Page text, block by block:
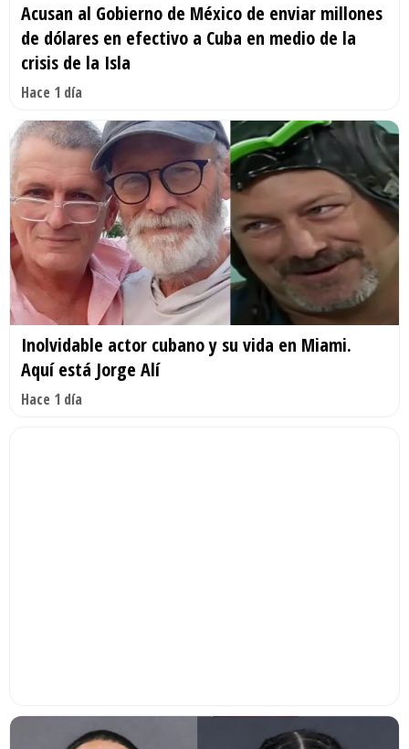
Acusan al Gobierno de México de enviar millones
de dólares en efectivo a Cuba en medio de la
crisis de la Isla
Hace 1 día
Inolvidable actor cubano y su vida en Miami.
Aquí está Jorge Alí
Hace 1 día